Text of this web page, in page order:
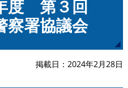
度 第３回
察署協議会
掲載日 2024年2月28日